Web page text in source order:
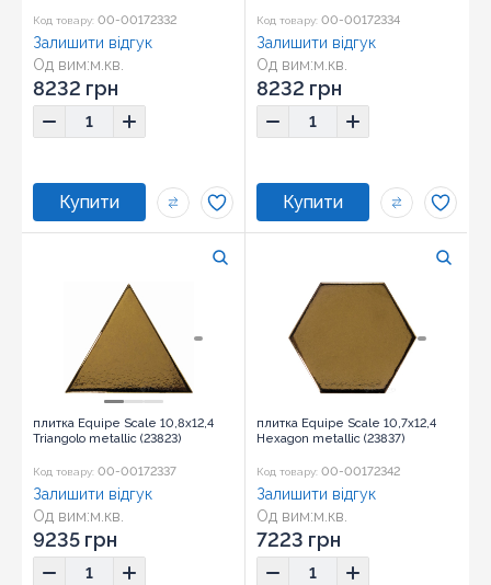
Код товару: 00-00172332
Од вим:м.кв.
Розмір: 10,8x12,4
Залишити відгук
8232 грн
Код товару: 00-00172334
Од вим:м.кв.
Розмір: 10,8x12,4
Залишити відгук
8232 грн
плитка Equipe Scale 10,8x12,4
Triangolo metallic (23823)
Код товару: 00-00172337
Од вим:м.кв.
Розмір:10,8x12,4
Залишити відгук
9235 грн
плитка Equipe Scale 10,7x12,4
Hexagon metallic (23837)
Код товару: 00-00172342
Од вим:м.кв.
Розмір:10,7x12,4
Залишити відгук
7223 грн